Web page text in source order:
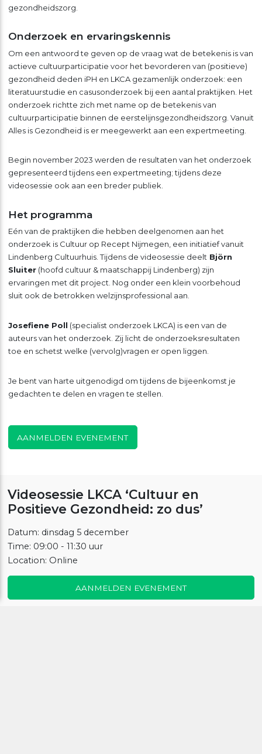
gezondheidszorg.
Onderzoek en ervaringskennis
Om een antwoord te geven op de vraag wat de betekenis is van
actieve cultuurparticipatie voor het bevorderen van (positieve)
gezondheid deden iPH en LKCA gezamenlijk onderzoek: een
literatuurstudie en casusonderzoek bij een aantal praktijken. Het
onderzoek richtte zich met name op de betekenis van
cultuurparticipatie binnen de eerstelijnsgezondheidszorg. Vanuit
Alles is Gezondheid is er meegewerkt aan een expertmeeting.
Begin november 2023 werden de resultaten van het onderzoek
gepresenteerd tijdens een expertmeeting; tijdens deze
videosessie ook aan een breder publiek.
Het programma
Eén van de praktijken die hebben deelgenomen aan het
onderzoek is Cultuur op Recept Nijmegen, een initiatief vanuit
Lindenberg Cultuurhuis. Tijdens de videosessie deeltBjörn
Sluiter(hoofd cultuur & maatschappij Lindenberg) zijn
ervaringen met dit project. Nog onder een klein voorbehoud
sluit ook de betrokken welzijnsprofessional aan.
Josefiene Poll (specialist onderzoek LKCA) is een van de
auteurs van het onderzoek. Zij licht de onderzoeksresultaten
toe en schetst welke (vervolg)vragen er open liggen.
Je bent van harte uitgenodigd om tijdens de bijeenkomst je
gedachten te delen en vragen te stellen.
AANMELDEN EVENEMENT
Videosessie LKCA ‘Cultuur en
Positieve Gezondheid: zo dus’
Datum: dinsdag 5 december
Time: 09:00 - 11:30 uur
Location: Online
AANMELDEN EVENEMENT